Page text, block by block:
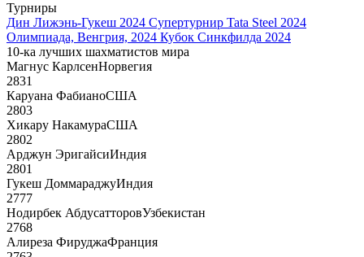
Турниры
Дин Лижэнь-Гукеш 2024 Супертурнир Tata Steel 2024
Олимпиада, Венгрия, 2024 Кубок Синкфилда 2024
10-ка лучших шахматистов мира
Магнус КарлсенНорвегия
2831
Каруана ФабианоСША
2803
Хикару НакамураСША
2802
Арджун ЭригайсиИндия
2801
Гукеш ДоммараджуИндия
2777
Нодирбек АбдусатторовУзбекистан
2768
Алиреза ФируджаФранция